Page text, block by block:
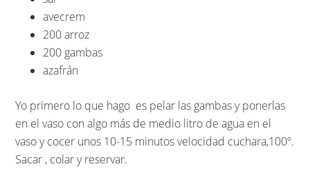
avecrem
200 arroz
200 gambas
azafrán
Yo primero lo que hago es pelar las gambas y ponerlas
en el vaso con algo más de medio litro de agua en el
vaso y cocer unos 10-15 minutos velocidad cuchara,100º.
Sacar , colar y reservar.